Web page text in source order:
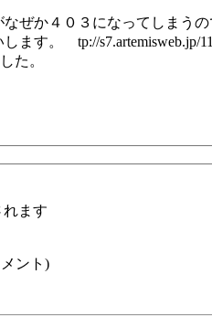
ぜか４０３になってしまうの
ます。 tp://s7.artemisweb.jp/
た。
ます
ント)